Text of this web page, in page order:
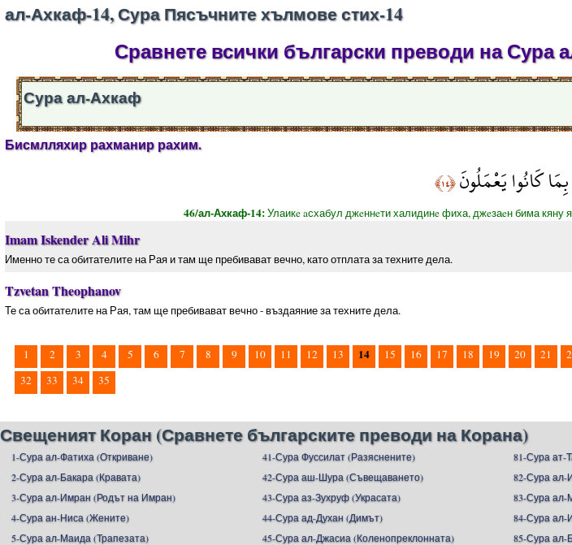
ал-Ахкаф-14, Сура Пясъчните хълмове стих-14
Сравнете всички български преводи на Сура
Сура ал-Ахкаф
Бисмлляхир рахманир рахим.
كَانُوا يَعْمَلُونَ﴿١٤﴾
46/ал-Ахкаф-14:Улаикe aсхабул джeннeти халидинe фиха, джeзаeн бима кяну
Imam Iskender Ali Mihr
Именно те са обитателите на Рая и там ще пребивават вечно, като отплата за техните дела.
Tzvetan Theophanov
Те са обитателите на Рая, там ще пребивават вечно - въздаяние за техните дела.
1 2 3 4 5 6 7 8 9 10 11 12 13 14 15 16 17 18 19 20 21
32
33 34 35
Свещеният Коран (Сравнете българските преводи на Корана)
1-Сура ал-Фатиха (Откриване)
2-Сура ал-Бакара (Кравата)
3-Сура ал-Имран (Родът на Имран)
4-Сура ан-Ниса (Жените)
5-Сура ал-Маида (Трапезата)
41-Сура Фуссилат (Разяснените)
42-Сура аш-Шура (Съвещаването)
43-Сура аз-Зухруф (Украсата)
44-Сура ад-Духан (Димът)
45-Сура ал-Джасиа (Коленопреклонната)
81-Сура ат-
82-Сура ал-
83-Сура
84-Сура ал-
85-Сура ал-